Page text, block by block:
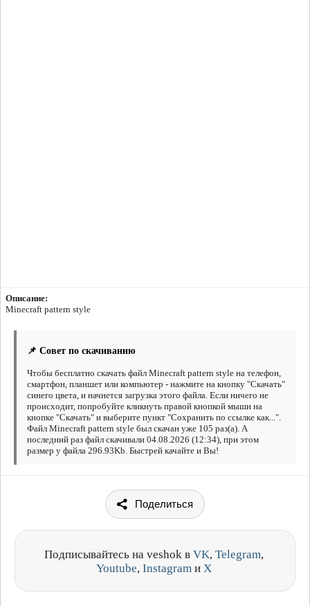
Описание:
Minecraft pattern style
📌 Совет по скачиванию
Чтобы бесплатно скачать файл Minecraft pattern style на телефон,
смартфон, планшет или компьютер - нажмите на кнопку "Скачать"
синего цвета, и начнется загрузка этого файла. Если ничего не
происходит, попробуйте кликнуть правой кнопкой мыши на
кнопке "Скачать" и выберите пункт "Сохранить по ссылке как...".
Файл Minecraft pattern style был скачан уже 105 раз(а). А
последний раз файл скачивали 04.08.2026 (12:34), при этом
размер у файла 296.93Kb. Быстрей качайте и Вы!
Поделиться
Подписывайтесь на veshok в VK, Telegram,
Youtube, Instagram и X